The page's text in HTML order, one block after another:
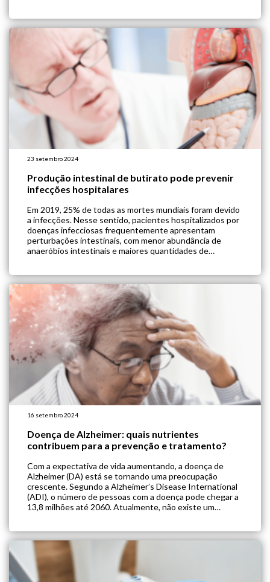
23 setembro 2024
Produção intestinal de butirato pode prevenir
infecções hospitalares
Em 2019, 25% de todas as mortes mundiais foram devido
a infecções. Nesse sentido, pacientes hospitalizados por
doenças infecciosas frequentemente apresentam
perturbações intestinais, com menor abundância de
anaeróbios intestinais e maiores quantidades de
doença. Por outro lado, sabe-se que os […]
16 setembro 2024
Doença de Alzheimer: quais nutrientes
contribuem para a prevenção e tratamento?
Com a expectativa de vida aumentando, a doença de
Alzheimer (DA) está se tornando uma preocupação
crescente. Segundo a Alzheimer’s Disease International
(ADI), o número de pessoas com a doença pode chegar a
13,8 milhões até 2060. Atualmente, não existe um